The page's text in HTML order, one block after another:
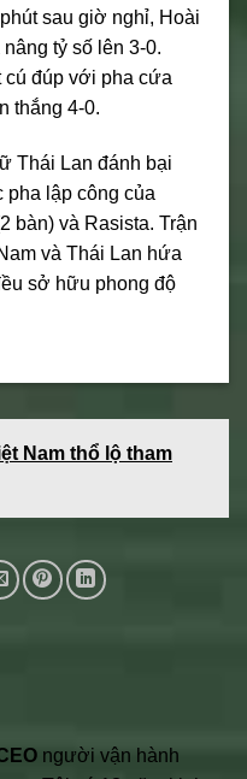
sau giờ nghỉ, Hoài
tỷ số lên 3-0.
cú đúp với pha cứa
thắng 4-0.
Thái Lan đánh bại
pha lập công của
bàn) và Rasista. Trận
và Thái Lan hứa
sở hữu phong độ
Nam thổ lộ tham
người vận hành